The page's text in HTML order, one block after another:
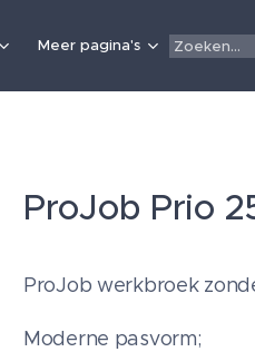
Meer pagina's
ProJob Prio
ProJob werkbroek
Moderne pasvorm;